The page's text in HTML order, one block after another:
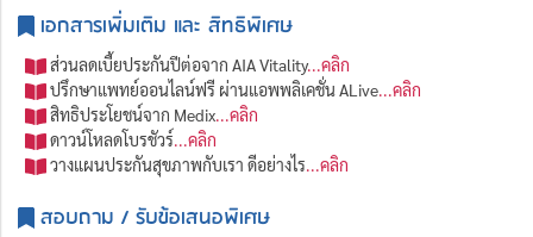
เอกสารเพิ่มเติม และ สิทธิพิเศษ
ส่วนลดเบี้ยประกันปีต่อจาก AIA Vitality...คลิก
ปรึกษาแพทย์ออนไลน์ฟรี ผ่านแอพพลิเคชั่น ALive ...คลิก
สิทธิประโยชน์จาก Medix ...คลิก
ดาวน์โหลดโบรชัวร์ ...คลิก
วางแผนประกันสุขภาพกับเรา ดีอย่างไร ...คลิก
สอบถาม / รับข้อเสนอพิเศษ